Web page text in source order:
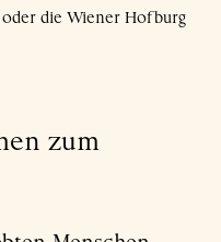
die Wiener Hofburg
zum